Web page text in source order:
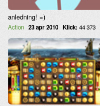
anledning! =)
Action 23 apr 2010 Klick: 44 373